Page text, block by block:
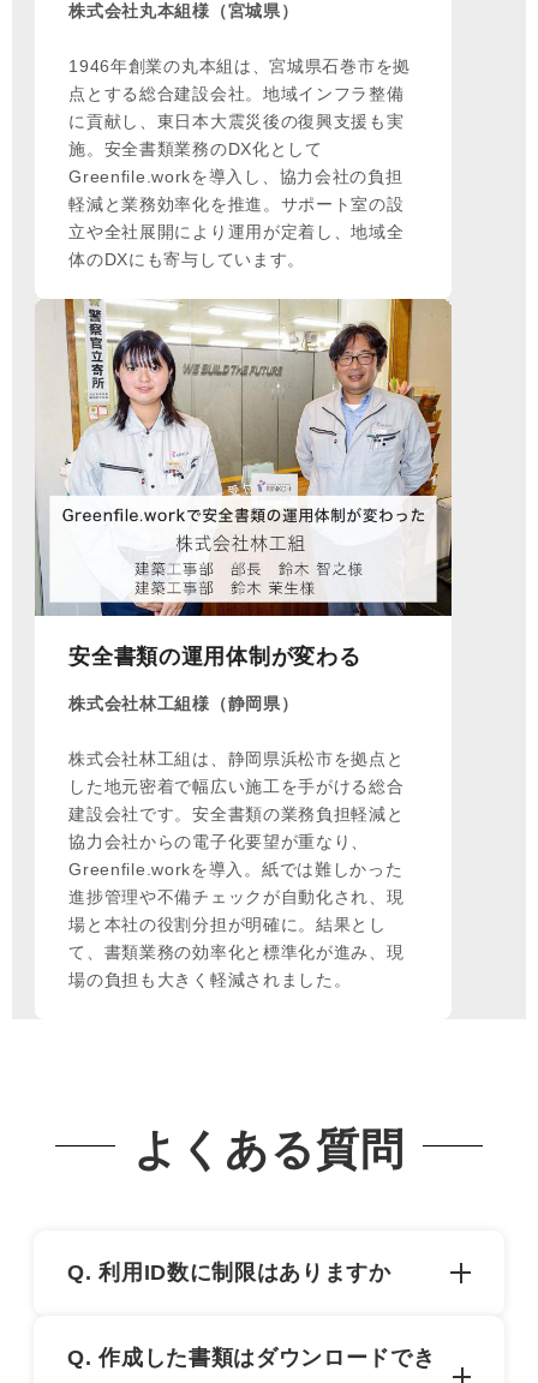
株式会社丸本組様（宮城県）
1946年創業の丸本組は、宮城県石巻市を拠
点とする総合建設会社。地域インフラ整備
に貢献し、東日本大震災後の復興支援も実
施。安全書類業務のDX化として
Greenfile.workを導入し、協力会社の負担
軽減と業務効率化を推進。サポート室の設
立や全社展開により運用が定着し、地域全
体のDXにも寄与しています。
安全書類の運用体制が変わる
株式会社林工組様（静岡県）
株式会社林工組は、静岡県浜松市を拠点と
した地元密着で幅広い施工を手がける総合
建設会社です。安全書類の業務負担軽減と
協力会社からの電子化要望が重なり、
Greenfile.workを導入。紙では難しかった
進捗管理や不備チェックが自動化され、現
場と本社の役割分担が明確に。結果とし
て、書類業務の効率化と標準化が進み、現
場の負担も大きく軽減されました。
よくある質問
Q. 利用ID数に制限はありますか
制限はありません。安全部・人事部・情報シス
Q. 作成した書類はダウンロードでき